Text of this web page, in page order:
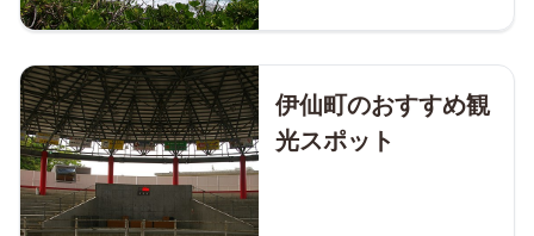
伊仙町のおすすめ観
光スポット